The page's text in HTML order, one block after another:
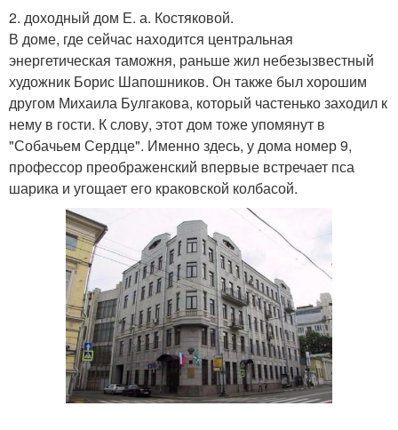
2. доходный дом Е. а. Костяковой.
В доме, где сейчас находится центральная
энергетическая таможня, раньше жил небезызвестный
художник Борис Шапошников. Он также был хорошим
другом Михаила Булгакова, который частенько заходил к
нему в гости. К слову, этот дом тоже упомянут в
"Собачьем Сердце". Именно здесь, у дома номер 9,
профессор преображенский впервые встречает пса
шарика и угощает его краковской колбасой.